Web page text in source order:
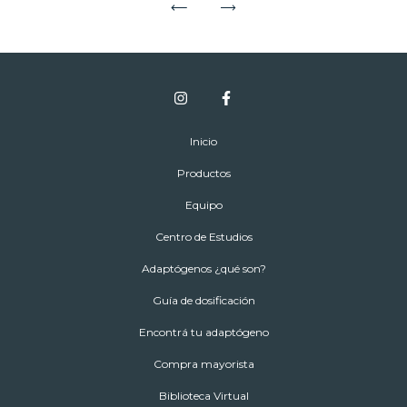
Inicio
Productos
Equipo
Centro de Estudios
Adaptógenos ¿qué son?
Guía de dosificación
Encontrá tu adaptógeno
Compra mayorista
Biblioteca Virtual